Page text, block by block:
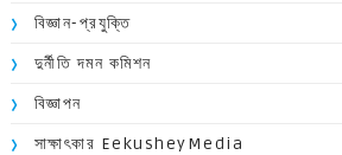
বিজ্ঞান-প্রযুক্তি
দুর্নীতি দমন কমিশন
বিজ্ঞাপন
সাক্ষাৎকার EekusheyMedia